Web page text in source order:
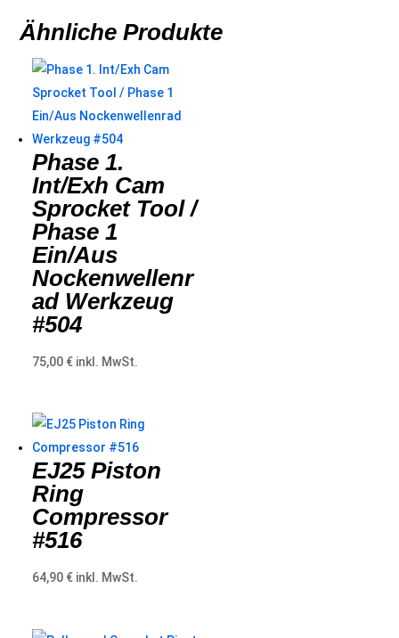
Ähnliche Produkte
Phase 1.
Int/Exh Cam
Sprocket Tool /
Phase 1
Ein/Aus
Nockenwellenr
ad Werkzeug
#504
75,00 € inkl. MwSt.
EJ25 Piston
Ring
Compressor
#516
64,90 € inkl. MwSt.